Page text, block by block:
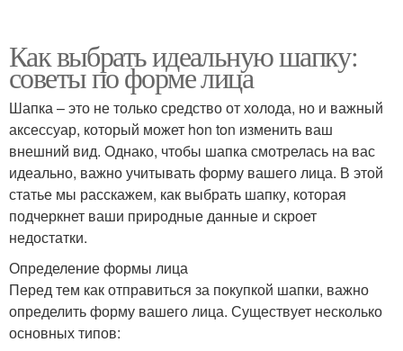
Как выбрать идеальную шапку:
советы по форме лица
Шапка – это не только средство от холода, но и важный
аксессуар, который может hon ton изменить ваш
внешний вид. Однако, чтобы шапка смотрелась на вас
идеально, важно учитывать форму вашего лица. В этой
статье мы расскажем, как выбрать шапку, которая
подчеркнет ваши природные данные и скроет
недостатки.
Определение формы лица
Перед тем как отправиться за покупкой шапки, важно
определить форму вашего лица. Существует несколько
основных типов: